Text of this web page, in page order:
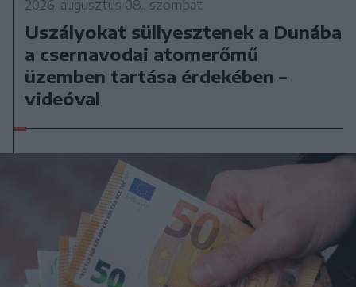
2026. augusztus 08., szombat
Uszályokat süllyesztenek a Dunába
a csernavodai atomerőmű
üzemben tartása érdekében –
videóval